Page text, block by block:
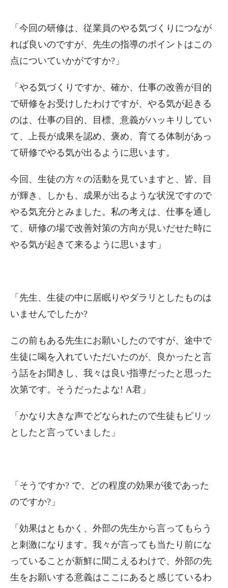
「今回の研修は、従業員のやる気づくりにつなが
れば良いのですが、先生の指導のポイントはこの
点についていかがですか?」
「やる気づくりですか、確か、仕事の改善が目的
で研修をお受けしたわけですが、やる気が起きる
のは、仕事の目的、目標、意義がハッキリしてい
て、上長が成果を認め、褒め、育てる体制があっ
て研修でやる気が出るように思います。
今回、生徒の方々の活動を見ていますと、皆、目
が輝き、しかも、成果が出るような状況ですので
やる気充分とみました。私の考えは、仕事を通し
て、研修の場で改善対策の方向が見いだせた時に
やる気が起きて来るように思います」
「先生、生徒の中に居眠りやダラリとしたものは
いませんでしたか?
この前もある先生にお願いしたのですが、途中で
生徒に喝を入れていただいたのが、良かったと言
う話をお聞きし、我々は良い指導だったと思った
次第です。そうだったよな! A君」
「かなり大きな声でどなられたので生徒もピリッ
としたと言っていました」
「そうですか? で、どの程度の効果が後であった
のですか?」
「効果はともかく、外部の先生から言ってもらう
と刺激になります。我々が言っても当たり前にな
っていることが新鮮に聞こえるわけで、外部の先
生をお願いする意義はここにあると感じているわ